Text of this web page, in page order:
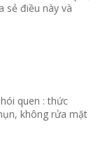
sẻ điều này và
quen : thức
không rửa mặt